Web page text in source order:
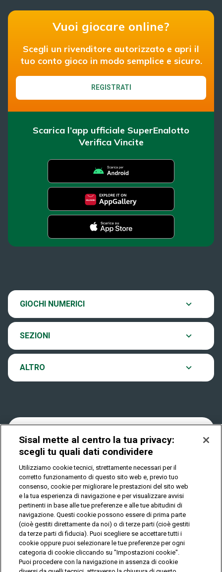
Vuoi giocare online?
Scegli un rivenditore autorizzato e apri il
tuo conto gioco in modo semplice e sicuro.
REGISTRATI
Scarica l’app ufficiale SuperEnalotto
Verifica Vincite
GIOCHI NUMERICI
SuperEnalotto
EuroJackpot
VinciCasa
Play Your Date
SEZIONI
News
Verifica vincite
Come si gioca
Dove si gioca
Quanto si vince
Come riscuotere
ALTRO
Contatti
Notifiche
Privacy
IL GIOCO È VIETATO AI MINORI E PUÒ CAUSARE
DIPENDENZA PATOLOGICA
© Copyright Sisal Italia S.p.A. - P.I. 02433760135
Privacy Cookies
Mappa
del
Sisal mette al centro la tua privacy:
scegli tu quali dati condividere
Utilizziamo cookie tecnici, strettamente necessari per il
corretto funzionamento di questo sito web e, previo tuo
consenso, cookie per migliorare le prestazioni del sito web
e la tua esperienza di navigazione e per visualizzare avvisi
pertinenti in base alle tue preferenze e alle tue abitudini di
navigazione. Questi cookie possono essere di prima parte
(cioè gestiti direttamente da noi) o di terze parti (cioè gestiti
da terze parti di fiducia). Puoi scegliere se accettare tutti i
cookie oppure puoi selezionare le tue preferenze per ogni
categoria di cookie cliccando su "Impostazioni cookie".
Puoi procedere con la navigazione in assenza di cookie